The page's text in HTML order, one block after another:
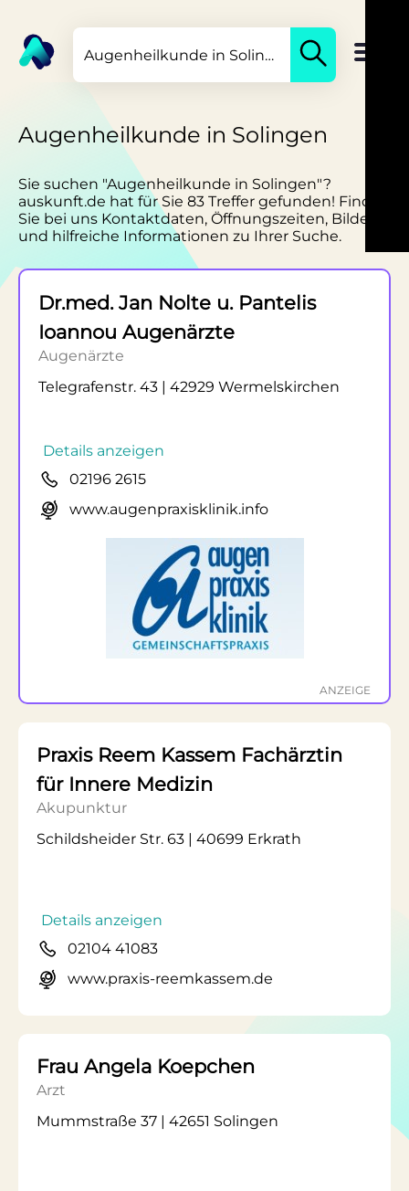
Augenheilkunde in Solingen
Sie suchen "Augenheilkunde in Solingen"?
auskunft.de hat für Sie 83 Treffer gefunden! Finden
Sie bei uns Kontaktdaten, Öffnungszeiten, Bilder
und hilfreiche Informationen zu Ihrer Suche.
Dr.med. Jan Nolte u. Pantelis
Ioannou Augenärzte
Augenärzte
Telegrafenstr. 43 | 42929 Wermelskirchen
Details anzeigen
02196 2615
www.augenpraxisklinik.info
ANZEIGE
Praxis Reem Kassem Fachärztin
für Innere Medizin
Akupunktur
Schildsheider Str. 63 | 40699 Erkrath
Details anzeigen
02104 41083
www.praxis-reemkassem.de
Frau Angela Koepchen
Arzt
Mummstraße 37 | 42651 Solingen